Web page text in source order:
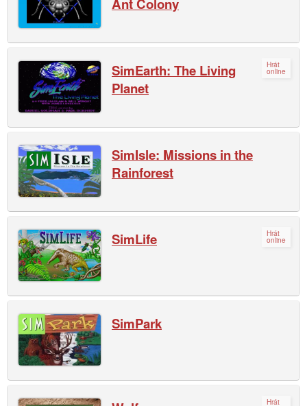
Ant Colony
Hrát
online
SimEarth: The Living
Planet
SimIsle: Missions in the
Rainforest
Hrát
online
SimLife
SimPark
Hrát